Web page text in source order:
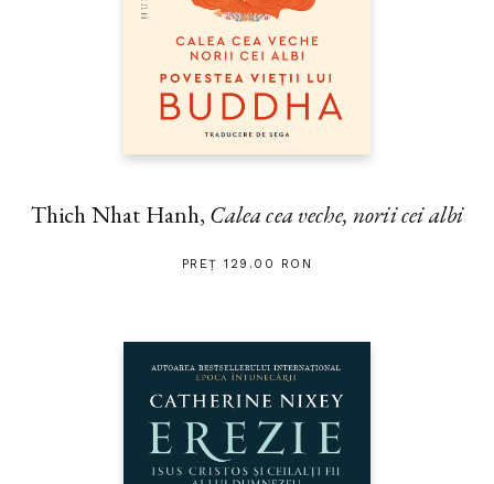
Thich Nhat Hanh, Calea cea veche, norii cei albi
PREȚ 129.00 RON